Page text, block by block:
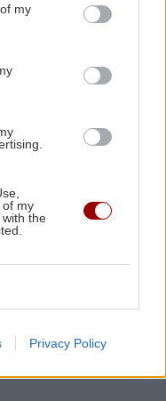
my
of my
the
Privacy Policy
εθνικής Ισπανίας
για την Κρήτη
Σίτι
Τότεναμ